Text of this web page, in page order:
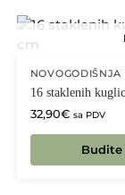
NOVOGODIŠNJA
16 staklenih
32,90€ sa PDV
Budite